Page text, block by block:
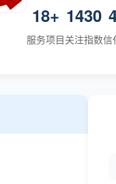
18+
服务项目
1430
关注指数信